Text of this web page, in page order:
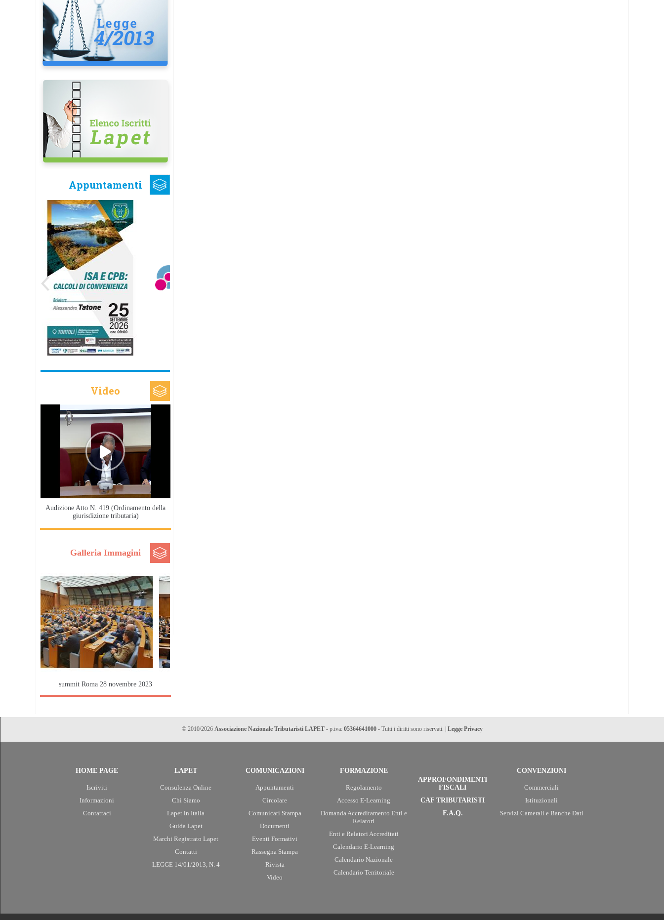
Appuntamenti
Video
Audizione Atto N. 419 (Ordinamento della
giurisdizione tributaria)
Galleria Immagini
summit Roma 28 novembre 2023
© 2010/2026 Associazione Nazionale Tributaristi LAPET - p.iva: 05364641000 - Tutti i diritti sono riservati. | Legge Privacy
HOME PAGE
Iscriviti
Informazioni
Contattaci
LAPET
Consulenza Online
Chi Siamo
Lapet in Italia
Guida Lapet
Marchi Registrato Lapet
Contatti
LEGGE 14/01/2013, N. 4
COMUNICAZIONI
Appuntamenti
Circolare
Comunicati Stampa
Documenti
Eventi Formativi
Rassegna Stampa
Rivista
Video
FORMAZIONE
Regolamento
Accesso E-Learning
Domanda Accreditamento Enti e
Relatori
Enti e Relatori Accreditati
Calendario E-Learning
Calendario Nazionale
Calendario Territoriale
APPROFONDIMENTI
FISCALI
CAF TRIBUTARISTI
F.A.Q.
CONVENZIONI
Commerciali
Istituzionali
Servizi Camerali e Banche Dati